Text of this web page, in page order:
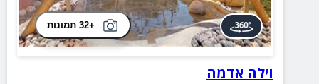
+32 תמונות
וילה אדמה